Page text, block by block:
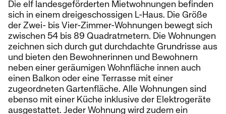
Die elf landesgeförderten Mietwohnungen befinden
sich in einem dreigeschossigen L-Haus. Die Größe
der Zwei- bis Vier-Zimmer-Wohnungen bewegt sich
zwischen 54 bis 89 Quadratmetern. Die Wohnungen
zeichnen sich durch gut durchdachte Grundrisse aus
und bieten den Bewohnerinnen und Bewohnern
neben einer geräumigen Wohnfläche innen auch
einen Balkon oder eine Terrasse mit einer
zugeordneten Gartenfläche. Alle Wohnungen sind
ebenso mit einer Küche inklusive der Elektrogeräte
ausgestattet. Jeder Wohnung wird zudem ein